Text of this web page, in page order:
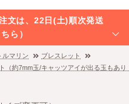
文は、22日(土)順次発送
ら）
ルマリン
ブレスレット
（約7mm玉/キャッツアイが出る玉もあり